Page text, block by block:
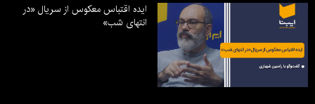
ایده اقتباس معکوس از سریال «در
انتهای شب»